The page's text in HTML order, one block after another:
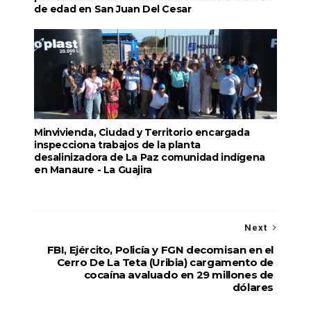
de edad en San Juan Del Cesar
Minvivienda, Ciudad y Territorio encargada
inspecciona trabajos de la planta
desalinizadora de La Paz comunidad indígena
en Manaure - La Guajira
Next
FBI, Ejército, Policía y FGN decomisan en el
Cerro De La Teta (Uribia) cargamento de
cocaína avaluado en 29 millones de
dólares